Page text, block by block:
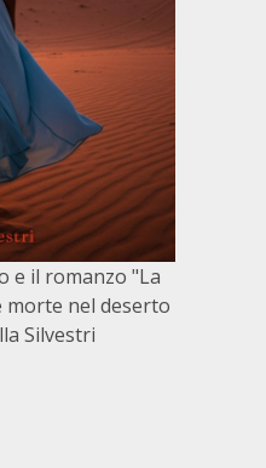
e il romanzo "La
morte nel deserto
Silvestri